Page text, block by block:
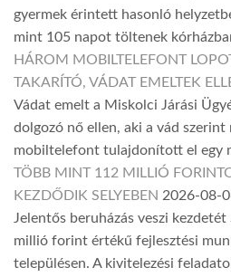
gyermek érintett hasonló
mint 105 napot töltenek
HÁROM MOBILTELEFONT
TAKARÍTÓ, VÁDAT EMELTEK
Vádat emelt a Miskolci Járási
dolgozó nő ellen, aki a vád szerint
mobiltelefont tulajdonított el egy
TÖBB MINT 112 MILLIÓ
KEZDŐDIK SELYEBEN 2026-08-
Jelentős beruházás veszi
millió forint értékű fejlesztési
településen. A kivitelezési